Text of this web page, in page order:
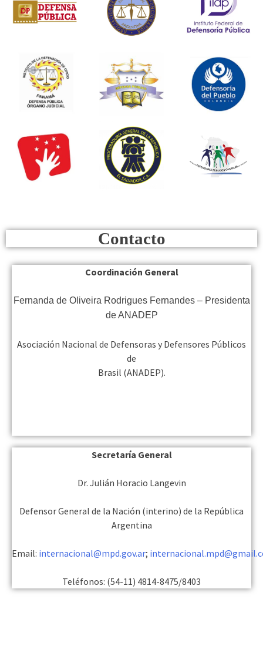
Contacto
Coordinación General
Fernanda de Oliveira Rodrigues Fernandes – Presidenta
de ANADEP
Asociación Nacional de Defensoras y Defensores Públicos
de
Brasil (ANADEP).
Secretaría General
Dr. Julián Horacio Langevin
Defensor General de la Nación (interino) de la República
Argentina
Email: internacional@mpd.gov.ar;
Teléfonos: (54-11) 4814-8475/8403